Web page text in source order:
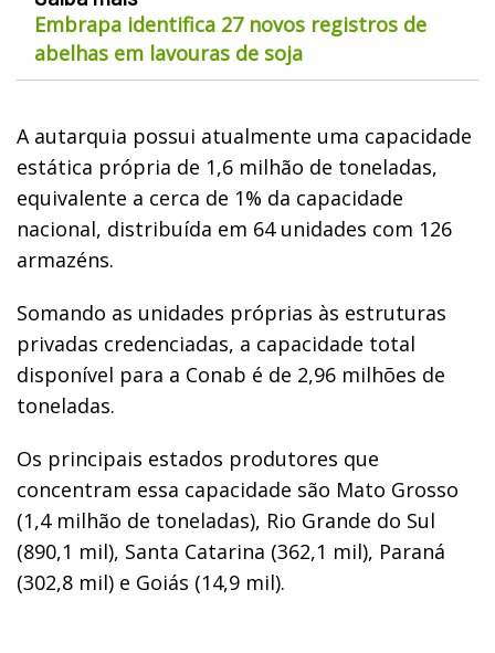
Embrapa identifica 27 novos registros de
abelhas em lavouras de soja
A autarquia possui atualmente uma capacidade
estática própria de 1,6 milhão de toneladas,
equivalente a cerca de 1% da capacidade
nacional, distribuída em 64 unidades com 126
armazéns.
Somando as unidades próprias às estruturas
privadas credenciadas, a capacidade total
disponível para a Conab é de 2,96 milhões de
toneladas.
Os principais estados produtores que
concentram essa capacidade são Mato Grosso
(1,4 milhão de toneladas), Rio Grande do Sul
(890,1 mil), Santa Catarina (362,1 mil), Paraná
(302,8 mil) e Goiás (14,9 mil).